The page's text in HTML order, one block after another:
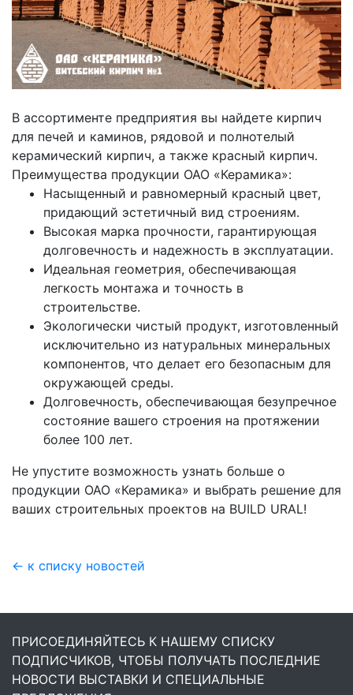
В ассортименте предприятия вы найдете кирпич
для печей и каминов, рядовой и полнотелый
керамический кирпич, а также красный кирпич.
Преимущества продукции ОАО «Керамика»:
Насыщенный и равномерный красный цвет,
придающий эстетичный вид строениям.
Высокая марка прочности, гарантирующая
долговечность и надежность в эксплуатации.
Идеальная геометрия, обеспечивающая
легкость монтажа и точность в
строительстве.
Экологически чистый продукт, изготовленный
исключительно из натуральных минеральных
компонентов, что делает его безопасным для
окружающей среды.
Долговечность, обеспечивающая безупречное
состояние вашего строения на протяжении
более 100 лет.
Не упустите возможность узнать больше о
продукции ОАО «Керамика» и выбрать решение для
ваших строительных проектов на BUILD URAL!
← к списку новостей
ПРИСОЕДИНЯЙТЕСЬ К НАШЕМУ СПИСКУ
ПОДПИСЧИКОВ, ЧТОБЫ ПОЛУЧАТЬ ПОСЛЕДНИЕ
НОВОСТИ ВЫСТАВКИ И СПЕЦИАЛЬНЫЕ